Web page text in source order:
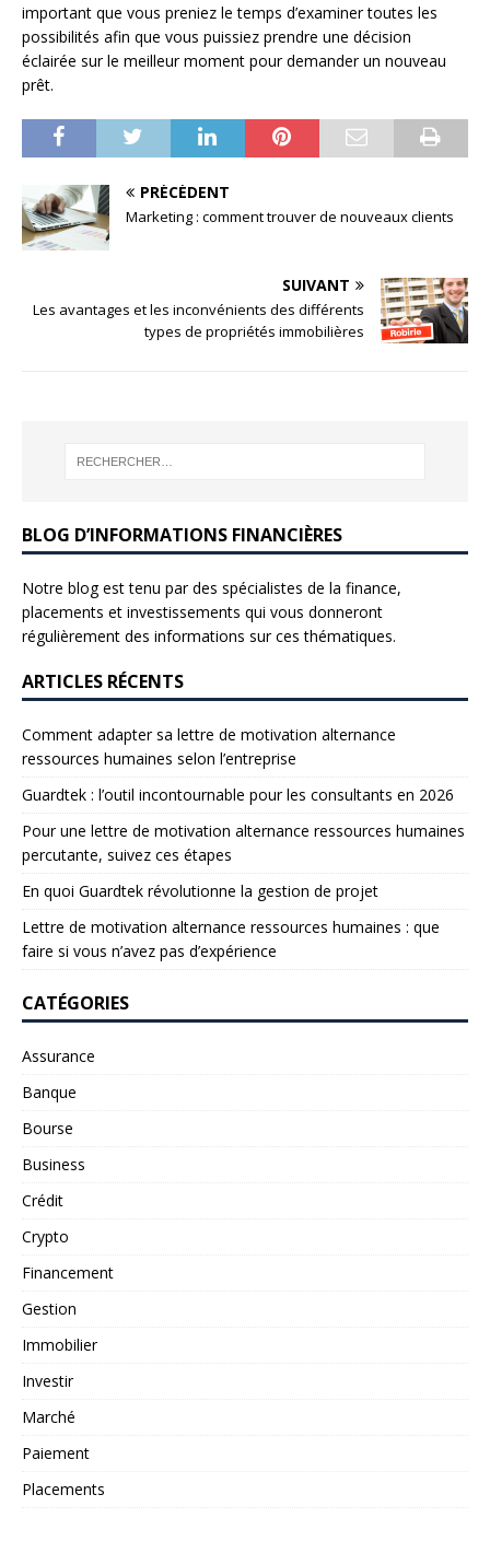
important que vous preniez le temps d’examiner toutes les
possibilités afin que vous puissiez prendre une décision
éclairée sur le meilleur moment pour demander un nouveau
prêt.
PRÉCÉDENT
Marketing : comment trouver de nouveaux clients
SUIVANT
Les avantages et les inconvénients des différents
types de propriétés immobilières
BLOG D’INFORMATIONS FINANCIÈRES
Notre blog est tenu par des spécialistes de la finance,
placements et investissements qui vous donneront
régulièrement des informations sur ces thématiques.
ARTICLES RÉCENTS
Comment adapter sa lettre de motivation alternance
ressources humaines selon l’entreprise
Guardtek : l’outil incontournable pour les consultants en 2026
Pour une lettre de motivation alternance ressources humaines
percutante, suivez ces étapes
En quoi Guardtek révolutionne la gestion de projet
Lettre de motivation alternance ressources humaines : que
faire si vous n’avez pas d’expérience
CATÉGORIES
Assurance
Banque
Bourse
Business
Crédit
Crypto
Financement
Gestion
Immobilier
Investir
Marché
Paiement
Placements